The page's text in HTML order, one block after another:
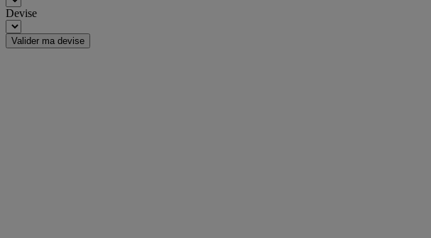
Devise
Valider ma devise